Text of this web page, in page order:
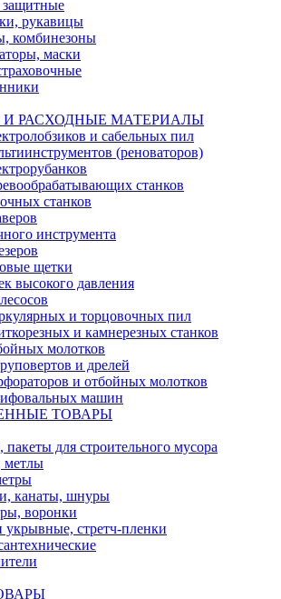
рукавицы
комбинезоны
маски
РАСХОДНЫЕ МАТЕРИАЛЫ
и сабельных пил
(реноваторов)
станков
станков
инструмента
щетки
высокого давления
и торцовочных пил
и камнерезных станков
молотков
и дрелей
и отбойных молотков
машин
ТОВАРЫ
для строительного мусора
канаты, шнуры
воронки
укрывные, стретч-пленки